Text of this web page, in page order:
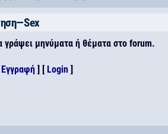
γράψει μηνύματα ή θέματα στο forum.
Εγγραφή ] [ Login ]